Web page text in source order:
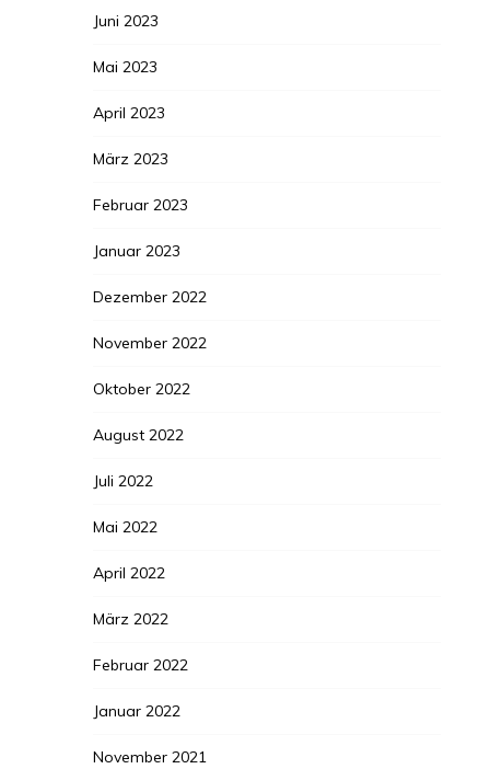
Juni 2023
Mai 2023
April 2023
März 2023
Februar 2023
Januar 2023
Dezember 2022
November 2022
Oktober 2022
August 2022
Juli 2022
Mai 2022
April 2022
März 2022
Februar 2022
Januar 2022
November 2021